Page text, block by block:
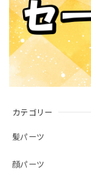
カテゴリー
髪パーツ
顔パーツ